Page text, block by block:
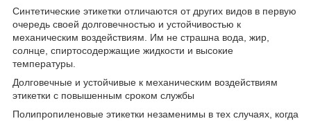
Синтетические этикетки отличаются от других видов в первую
очередь своей долговечностью и устойчивостью к
механическим воздействиям. Им не страшна вода, жир,
солнце, спиртосодержащие жидкости и высокие
температуры.
Долговечные и устойчивые к механическим воздействиям
этикетки с повышенным сроком службы
Полипропиленовые этикетки незаменимы в тех случаях, когда